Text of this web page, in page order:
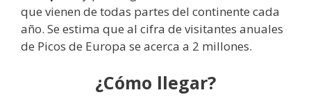
que vienen de todas partes del continente cada
año. Se estima que al cifra de visitantes anuales
de Picos de Europa se acerca a 2 millones.
¿Cómo llegar?